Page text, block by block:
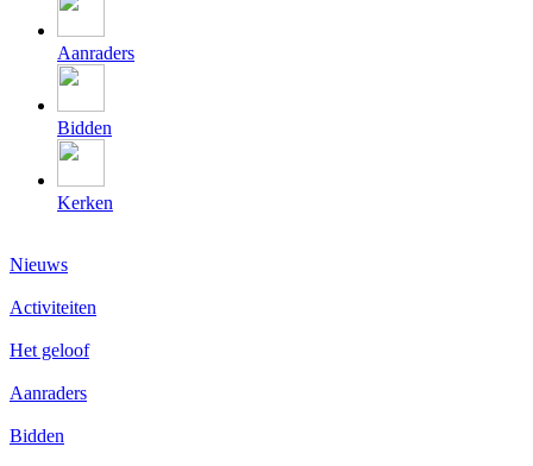
Aanraders
Bidden
Kerken
Nieuws
Activiteiten
Het geloof
Aanraders
Bidden